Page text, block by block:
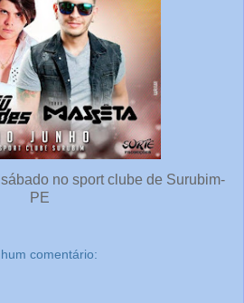
no sport clube de Surubim-
PE
comentário: